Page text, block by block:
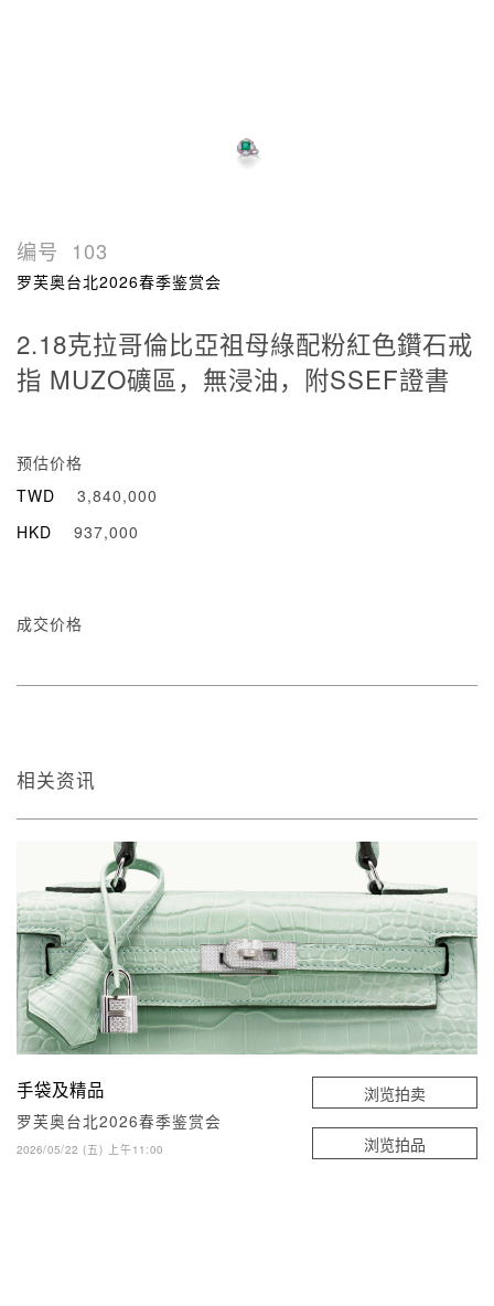
编号 103
罗芙奥台北2026春季鉴赏会
2.18克拉哥倫比亞祖母綠配粉紅色鑽石戒
指 MUZO礦區，無浸油，附SSEF證書
预估价格
TWD
3,840,000
HKD
937,000
成交价格
相关资讯
手袋及精品
罗芙奥台北2026春季鉴赏会
2026/05/22 (五) 上午11:00
浏览拍卖
浏览拍品